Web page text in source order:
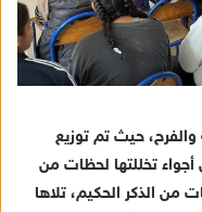
والفرح، حيث تم توزيع
أجواء تخللتها لحظات من
من الذكر الحكيم، تلاها